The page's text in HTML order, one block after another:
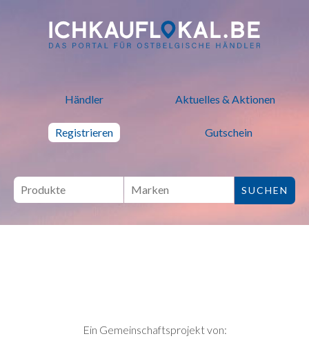
ich kauf lokal - Bei lokalen
Händler Aktuelles & Aktionen
Registrieren Gutschein
SEITENFUSSEin Gemeinschaftsprojekt von: